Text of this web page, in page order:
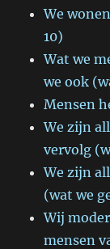
We
10)
Wat we
we ook
Mensen
We zijn
vervolg
We zijn
(wat we
Wij
mensen